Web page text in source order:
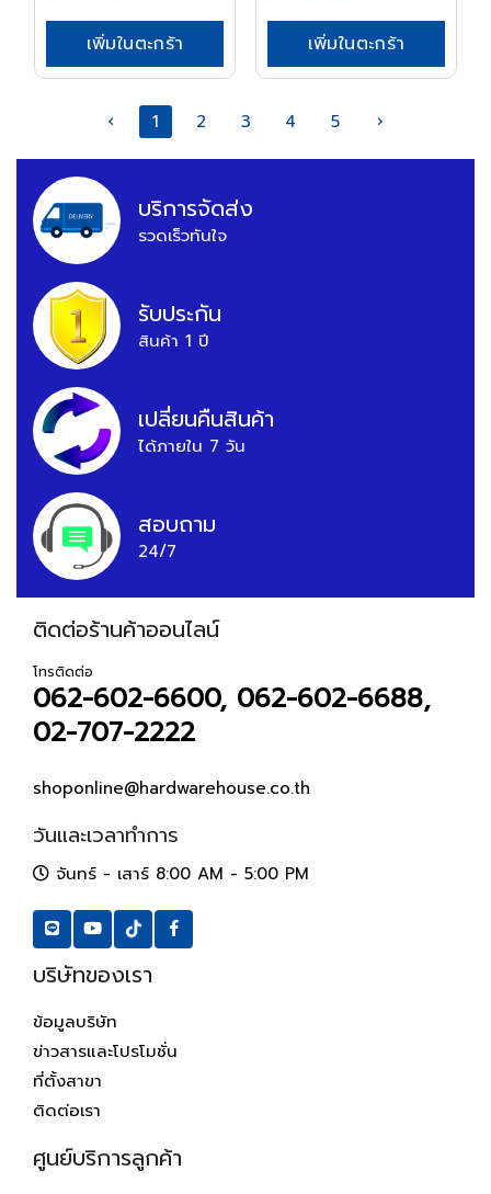
เพิ่มในตะกร้า เพิ่มในตะกร้า
‹ 1 2 3 4 5 ›
บริการจัดส่ง
รวดเร็วทันใจ
รับประกัน
สินค้า 1 ปี
เปลี่ยนคืนสินค้า
ได้ภายใน 7 วัน
สอบถาม
24/7
ติดต่อร้านค้าออนไลน์
โทรติดต่อ
062-602-6600, 062-602-6688,
02-707-2222
shoponline@hardwarehouse.co.th
วันและเวลาทำการ
จันทร์ - เสาร์ 8:00 AM - 5:00 PM
บริษัทของเรา
ข้อมูลบริษัท
ข่าวสารและโปรโมชั่น
ที่ตั้งสาขา
ติดต่อเรา
ศูนย์บริการลูกค้า